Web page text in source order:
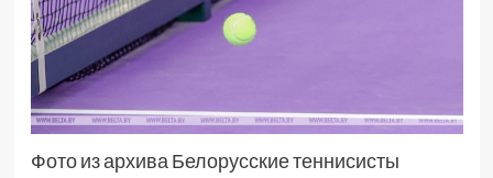
Фото из архива Белорусские теннисисты